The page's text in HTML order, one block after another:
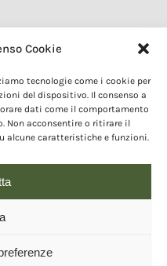
Cookie
tecnologie come i cookie per
del dispositivo. Il consenso a
dati come il comportamento
Non acconsentire o ritirare il
alcune caratteristiche e funzioni.